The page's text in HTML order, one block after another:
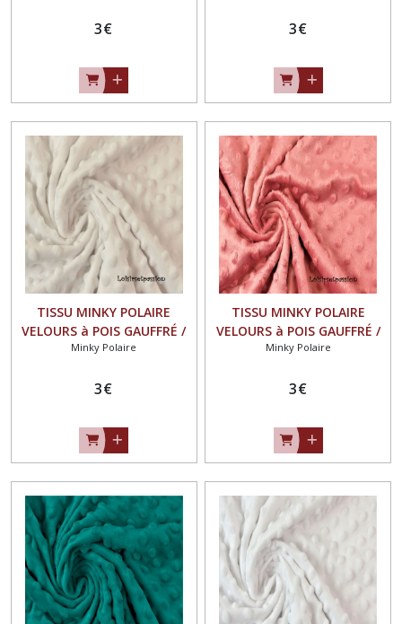
3€ 3€
TISSU MINKY POLAIRE
VELOURS à POIS GAUFFRÉ /
BLANC CASSÉ - OEKO-TEX
Minky Polaire
3€
TISSU MINKY POLAIRE
VELOURS à POIS GAUFFRÉ /
CORAIL - OEKO-TEX
Minky Polaire
3€